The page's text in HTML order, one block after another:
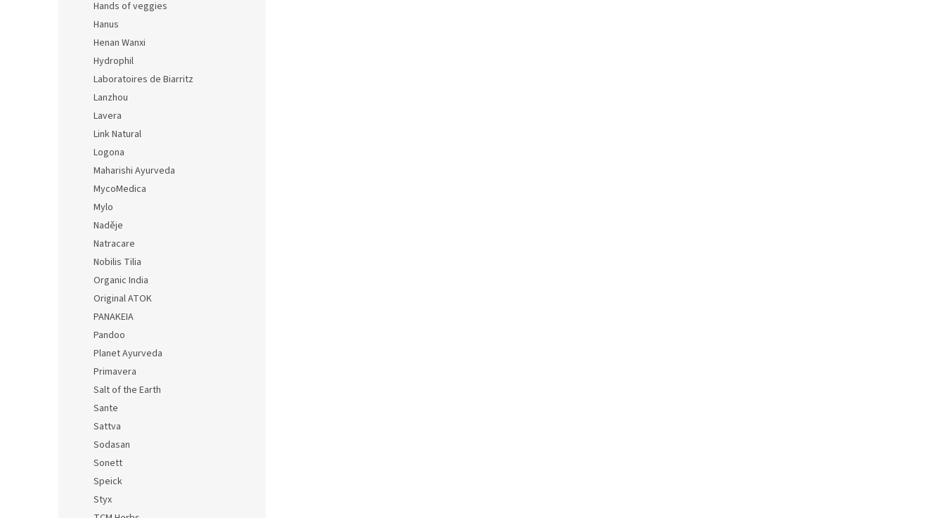
Hands of veggies
Hanus
Henan Wanxi
Hydrophil
Laboratoires de Biarritz
Lanzhou
Lavera
Link Natural
Logona
Maharishi Ayurveda
MycoMedica
Mylo
Naděje
Natracare
Nobilis Tilia
Organic India
Original ATOK
PANAKEIA
Pandoo
Planet Ayurveda
Primavera
Salt of the Earth
Sante
Sattva
Sodasan
Sonett
Speick
Styx